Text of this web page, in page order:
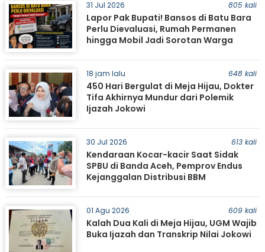
31 Jul 2026 805 kali
Lapor Pak Bupati! Bansos di Batu Bara
Perlu Dievaluasi, Rumah Permanen
hingga Mobil Jadi Sorotan Warga
18 jam lalu 648 kali
450 Hari Bergulat di Meja Hijau, Dokter
Tifa Akhirnya Mundur dari Polemik
Ijazah Jokowi
30 Jul 2026 613 kali
Kendaraan Kocar-kacir Saat Sidak
SPBU di Banda Aceh, Pemprov Endus
Kejanggalan Distribusi BBM
01 Agu 2026 609 kali
Kalah Dua Kali di Meja Hijau, UGM Wajib
Buka Ijazah dan Transkrip Nilai Jokowi